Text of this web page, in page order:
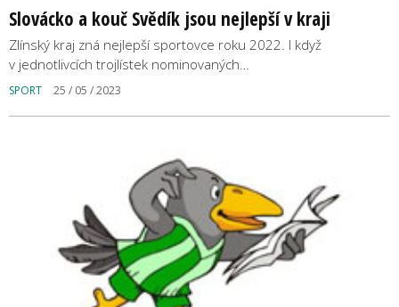
Slovácko a kouč Svědík jsou nejlepší v kraji
Zlínský kraj zná nejlepší sportovce roku 2022. I když
v jednotlivcích trojlístek nominovaných…
SPORT 25 / 05 / 2023